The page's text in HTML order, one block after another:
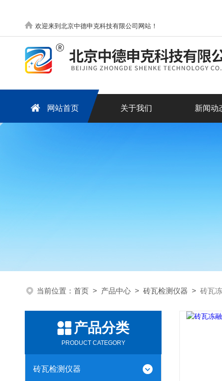
欢迎来到北京中德申克科技有限公司网站！
网站首页 关于我们 新闻动
当前位置： 首页 > 产品中心 > 砖瓦检测仪器 > 砖瓦
产品分类
PRODUCT CATEGORY
砖瓦检测仪器